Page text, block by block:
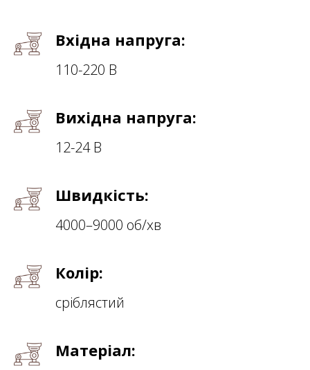
Вхідна напруга:
110-220 В
Вихідна напруга:
12-24 В
Швидкість:
4000–9000 об/хв
Колір:
сріблястий
Матеріал: